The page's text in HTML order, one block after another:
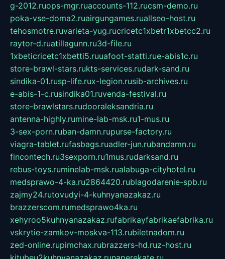
g-2012.ruops-mgr.ruaccounts-112.rucsm-demo.ru
poka-vse-doma2.ruairgungames.ruallseo-host.ru
tehosmotre.ruvarieta-yug.rucricetc1xbetr1xbetcc2.ru
raytor-d.ruatillagunn.ru3d-file.ru
1xbeticricetc1xbetti5.ruuafoot-statti.rue-abis1c.ru
store-brawl-stars.rukts-services.rudark-sand.ru
sindika-01.rusp-life.rux-legion.rusib-archives.ru
e-abis-1-c.rusindika01.ruvenda-festival.ru
store-brawlstars.rudooraleksandria.ru
antenna-highly.rumine-lab-msk.ru1-mus.ru
3-sex-porn.ruban-damn.rupurse-factory.ru
viagra-tablet.rufasbags.ruadler-jun.rubandamn.ru
fincontech.ru3sexporn.ru1mus.rudarksand.ru
rebus-toys.ruminelab-msk.rualabuga-cityhotel.ru
medsprawo-4-ka.ru2864420.rublagodarenie-spb.ru
zajmy24.rutovudyi-4-kuhnyanazakaz.ru
brazzerscom.rumedsprawo4ka.ru
xehyroo5kuhnyanazakaz.rufabrikayfabrikaefabrika.ru
vskrytie-zamkov-moskva-113.rubiletnadom.ru
zed-online.rupimchax.rubrazzers-hd.ruz-host.ru